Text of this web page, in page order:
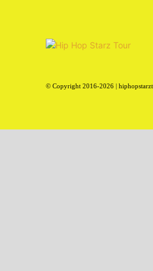
© Copyright 2016-2026 |